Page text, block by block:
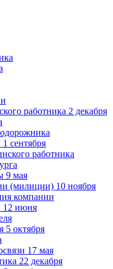
работника 2 декабря
сентября
работника
9 мая
(милиции) 10 ноября
компании
12 июня
5 октября
17 мая
22 декабря